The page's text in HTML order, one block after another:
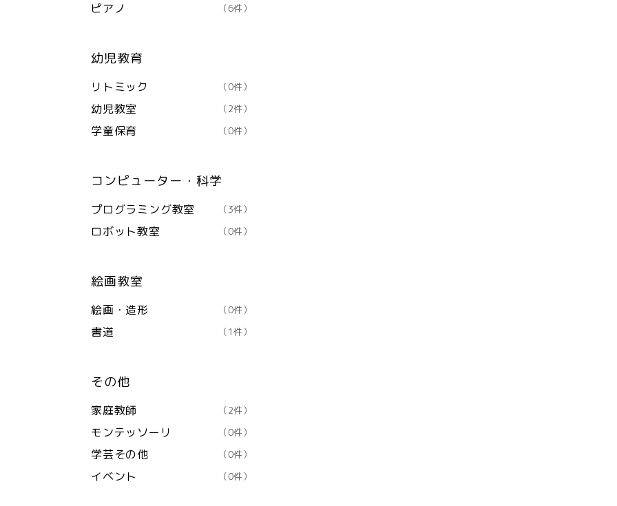
ピアノ （6件）
幼児教育
リトミック （0件）
幼児教室 （2件）
学童保育 （0件）
コンピューター・科学
プログラミング教室 （3件）
ロボット教室 （0件）
絵画教室
絵画・造形 （0件）
書道 （1件）
その他
家庭教師 （2件）
モンテッソーリ （0件）
学芸その他 （0件）
イベント （0件）